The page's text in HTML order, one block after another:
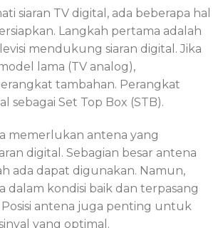
siaran TV digital, ada beberapa hal
Langkah pertama adalah
mendukung siaran digital. Jika
lama (TV analog),
tambahan. Perangkat
sebagai Set Top Box (STB).
memerlukan antena yang
digital. Sebagian besar antena
ada dapat digunakan. Namun,
dalam kondisi baik dan terpasang
antena juga penting untuk
yang optimal.